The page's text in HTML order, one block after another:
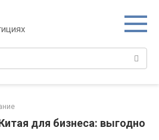
для бизнеса: выгодно